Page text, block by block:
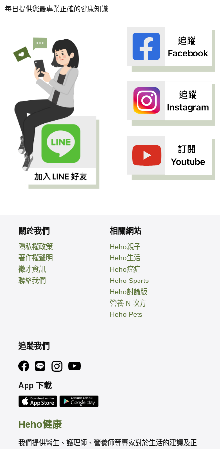
每日提供您最專業正確的健康知識
Heho健康
我們提供醫生、護理師、營養師等專家對於生活的建議及正
關於我們
隱私權政策
著作權聲明
徵才資訊
聯絡我們
相關網站
Heho親子
Heho生活
Heho癌症
Heho Sports
Heho討論版
營養 N 次方
Heho Pets
追蹤我們
App 下載